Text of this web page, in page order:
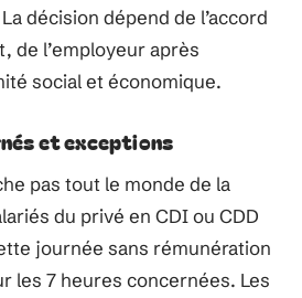
décision dépend de l’accord
de l’employeur après
social et économique.
et exceptions
pas tout le monde de la
du privé en CDI ou CDD
journée sans rémunération
les 7 heures concernées. Les